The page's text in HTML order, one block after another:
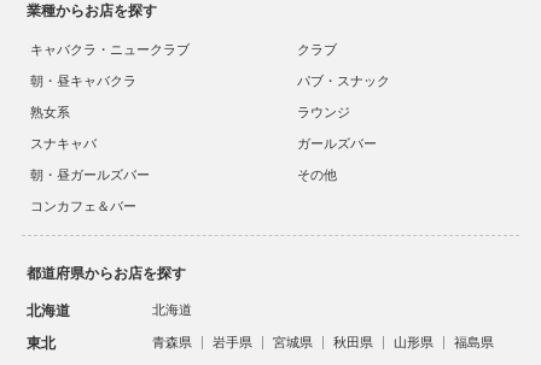
業種からお店を探す
キャバクラ・ニュークラブ
クラブ
朝・昼キャバクラ
パブ・スナック
熟女系
ラウンジ
スナキャバ
ガールズバー
朝・昼ガールズバー
その他
コンカフェ＆バー
都道府県からお店を探す
北海道 北海道
東北 青森県 岩手県 宮城県 秋田県 山形県 福島県